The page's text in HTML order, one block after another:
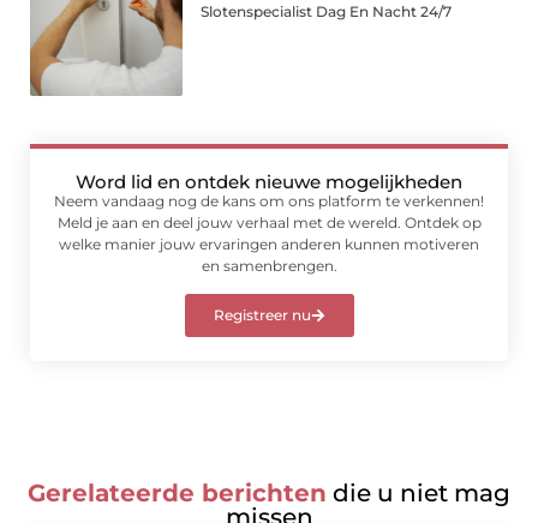
Slotenspecialist Dag En Nacht 24/7
Word lid en ontdek nieuwe mogelijkheden
Neem vandaag nog de kans om ons platform te verkennen!
Meld je aan en deel jouw verhaal met de wereld. Ontdek op
welke manier jouw ervaringen anderen kunnen motiveren
en samenbrengen.
Registreer nu
Gerelateerde berichten die u niet mag
missen